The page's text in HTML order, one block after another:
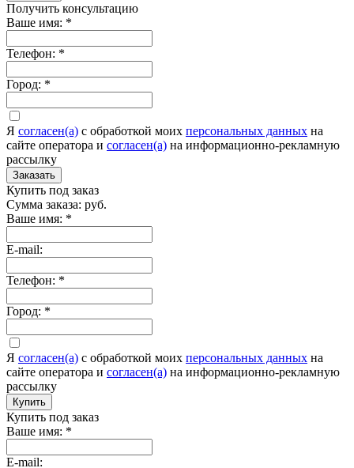
Получить консультацию
Ваше имя: *
Телефон: *
Город: *
Я согласен(а) c обработкой моих персональных данных на
сайте оператора и согласен(а) на информационно-рекламную
рассылку
Заказать
Купить под заказ
Сумма заказа: руб.
Ваше имя: *
E-mail:
Телефон: *
Город: *
Я согласен(а) c обработкой моих персональных данных на
сайте оператора и согласен(а) на информационно-рекламную
рассылку
Купить
Купить под заказ
Ваше имя: *
E-mail: